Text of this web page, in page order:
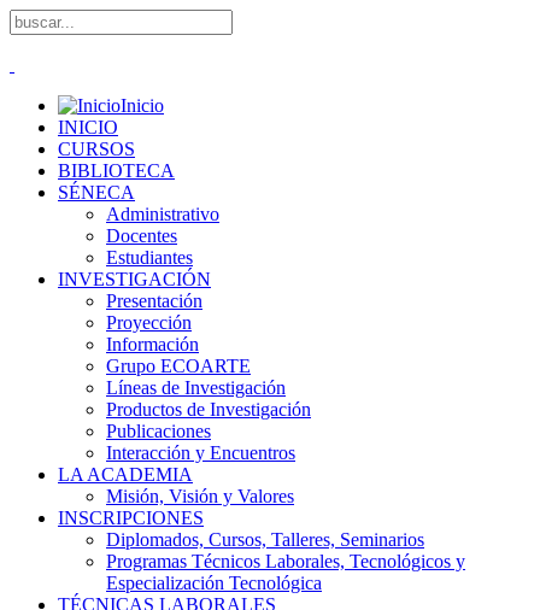
Inicio
INICIO
CURSOS
BIBLIOTECA
SÉNECA
Administrativo
Docentes
Estudiantes
INVESTIGACIÓN
Presentación
Proyección
Información
Grupo ECOARTE
Líneas de Investigación
Productos de Investigación
Publicaciones
Interacción y Encuentros
LA ACADEMIA
Misión, Visión y Valores
INSCRIPCIONES
Diplomados, Cursos, Talleres, Seminarios
Programas Técnicos Laborales, Tecnológicos y
Especialización Tecnológica
TÉCNICAS LABORALES